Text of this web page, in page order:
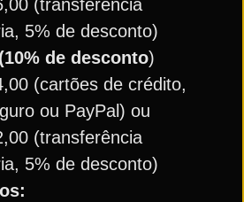
(transferência
5% de desconto)
de desconto)
(cartões de crédito,
ou PayPal) ou
(transferência
5% de desconto)